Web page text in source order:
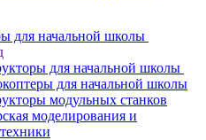
для начальной школы
для начальной школы
для начальной школы
модульных станков
моделирования и